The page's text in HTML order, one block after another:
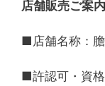
店舗販売ご案内
■店舗名称：膽
■許認可・資格